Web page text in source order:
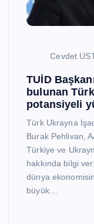
Cevdet
TUİD
bulunan
potansiyeli
Türk Ukrayna
Burak Pehlivan,
Türkiye ve
hakkında bilgi
dünya
büyük…